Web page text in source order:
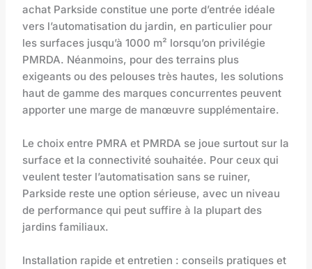
achat Parkside constitue une porte d’entrée idéale
vers l’automatisation du jardin, en particulier pour
les surfaces jusqu’à 1000 m² lorsqu’on privilégie
PMRDA. Néanmoins, pour des terrains plus
exigeants ou des pelouses très hautes, les solutions
haut de gamme des marques concurrentes peuvent
apporter une marge de manœuvre supplémentaire.
Le choix entre PMRA et PMRDA se joue surtout sur la
surface et la connectivité souhaitée. Pour ceux qui
veulent tester l’automatisation sans se ruiner,
Parkside reste une option sérieuse, avec un niveau
de performance qui peut suffire à la plupart des
jardins familiaux.
Installation rapide et entretien : conseils pratiques et